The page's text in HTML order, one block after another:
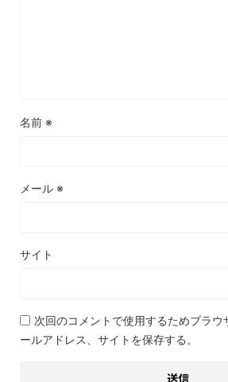
名前 ※
メール ※
サイト
次回のコメントで使用するためブラウ
ールアドレス、サイトを保存する。